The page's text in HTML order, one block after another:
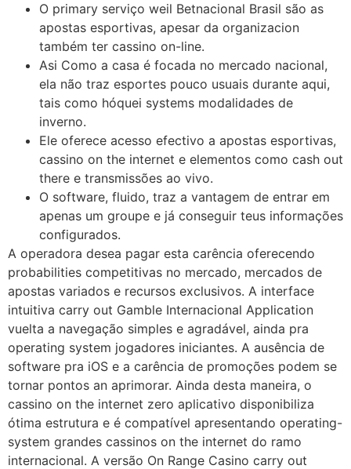
O primary serviço weil Betnacional Brasil são as
apostas esportivas, apesar da organizacion
também ter cassino on-line.
Asi Como a casa é focada no mercado nacional,
ela não traz esportes pouco usuais durante aqui,
tais como hóquei systems modalidades de
inverno.
Ele oferece acesso efectivo a apostas esportivas,
cassino on the internet e elementos como cash out
there e transmissões ao vivo.
O software, fluido, traz a vantagem de entrar em
apenas um groupe e já conseguir teus informações
configurados.
A operadora desea pagar esta carência oferecendo
probabilities competitivas no mercado, mercados de
apostas variados e recursos exclusivos. A interface
intuitiva carry out Gamble Internacional Application
vuelta a navegação simples e agradável, ainda pra
operating system jogadores iniciantes. A ausência de
software pra iOS e a carência de promoções podem se
tornar pontos an aprimorar. Ainda desta maneira, o
cassino on the internet zero aplicativo disponibiliza
ótima estrutura e é compatível apresentando operating-
system grandes cassinos on the internet do ramo
internacional. A versão On Range Casino carry out